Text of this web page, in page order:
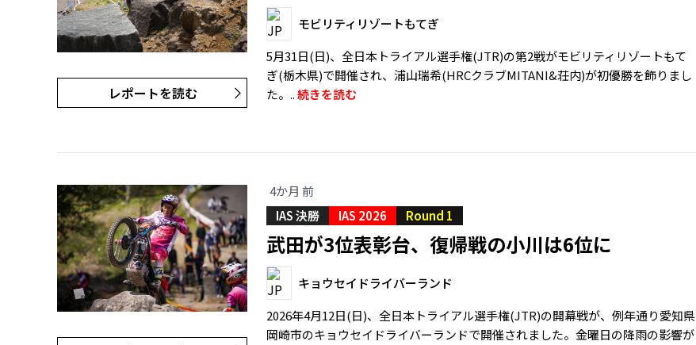
レポートを読む
モビリティリゾートもてぎ
5月31日(日)、全日本トライアル選手権(JTR)の第2戦がモビリティリゾートもて
ぎ(栃木県)で開催され、浦山瑞希(HRCクラブMITANI&荘内)が初優勝を飾りまし
た。..続きを読む
4か月 前
IAS 決勝
IAS 2026 Round 1
武田が3位表彰台、復帰戦の小川は6位に
キョウセイドライバーランド
2026年4月12日(日)、全日本トライアル選手権(JTR)の開幕戦が、例年通り愛知県
岡崎市のキョウセイドライバーランドで開催されました。金曜日の降雨の影響が